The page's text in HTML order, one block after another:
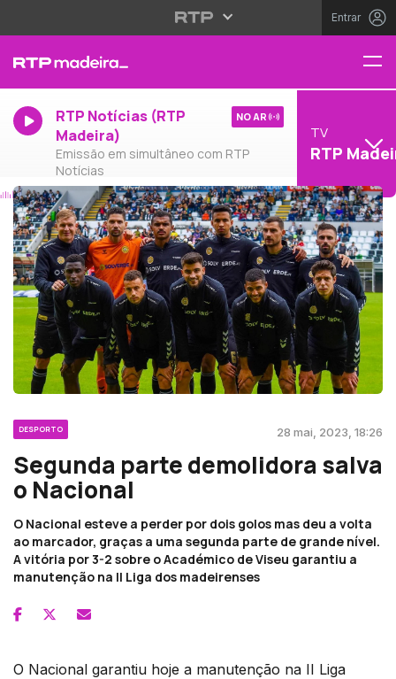
Entrar
RTP Notícias (RTP
Madeira)
Emissão em simultâneo com RTP
Notícias
NO AR
TV
RTP
DESPORTO 28 mai, 2023, 18:26
Segunda parte demolidora salva
o Nacional
O Nacional esteve a perder por dois golos mas deu a volta
ao marcador, graças a uma segunda parte de grande nível.
A vitória por 3-2 sobre o Académico de Viseu garantiu a
manutenção na II Liga dos madeirenses
O Nacional garantiu hoje a manutenção na II Liga